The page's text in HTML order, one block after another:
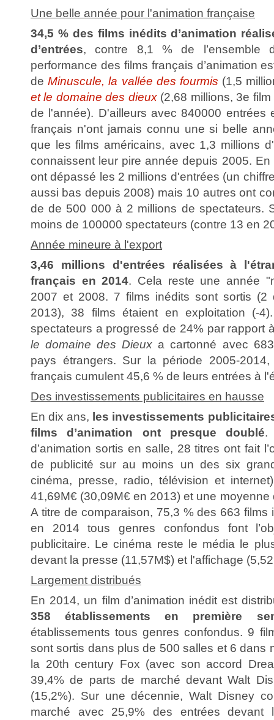
Une belle année pour l'animation française
34,5 % des films inédits d’animation
d’entrées, contre 8,1 % de l’ensemble
performance des films français d’animation
deMinuscule, la vallée des fourmis (1,5
et le domaine des dieux (2,68 millions, 3e
de l'année). D'ailleurs avec 840000 entrées
français n'ont jamais connu une si belle
que les films américains, avec 1,3 millions
connaissent leur pire année depuis 2005.
ont dépassé les 2 millions d'entrées (un
aussi bas depuis 2008) mais 10 autres ont
de de 500 000 à 2 millions de spectateurs.
moins de 100000 spectateurs (contre 13 en
Année mineure à l'export
3,46 millions d'entrées réalisées à
français en 2014. Cela reste une année
2007 et 2008. 7 films inédits sont sortis (2
2013), 38 films étaient en exploitation (-
spectateurs a progressé de 24% par rapport
le domaine des Dieux a cartonné avec
pays étrangers. Sur la période 2005-
français cumulent 45,6 % de leurs entrées à
Des investissements publicitaires en hausse
En dix ans, les investissements
films d’animation ont presque doublé.
d’animation sortis en salle, 28 titres ont fait
de publicité sur au moins un des six
cinéma, presse, radio, télévision et
41,69M€ (30,09M€ en 2013) et une moyenne
A titre de comparaison, 75,3 % des 663 films
en 2014 tous genres confondus font
publicitaire. Le cinéma reste le média le
devant la presse (11,57M$) et l'affichage
Largement distribués
En 2014, un film d’animation inédit est
358 établissements en première
établissements tous genres confondus. 9
sont sortis dans plus de 500 salles et 6 dans
la 20th century Fox (avec son accord
39,4% de parts de marché devant Walt
(15,2%). Sur une décennie, Walt Disney
marché avec 25,9% des entrées devant